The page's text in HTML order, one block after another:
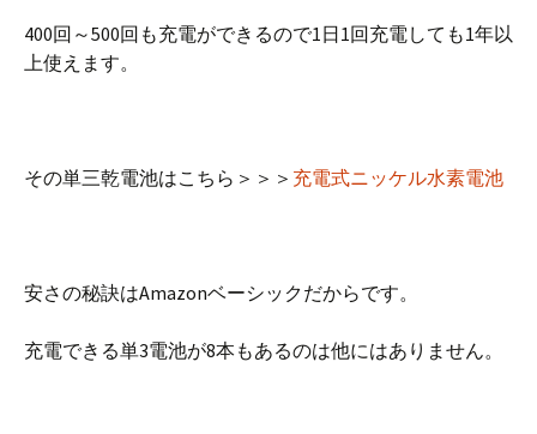
400回～500回も充電ができるので1日1回充電しても1年以
上使えます。
その単三乾電池はこちら＞＞＞ 充電式ニッケル水素電池
安さの秘訣はAmazonベーシックだからです。
充電できる単3電池が8本もあるのは他にはありません。